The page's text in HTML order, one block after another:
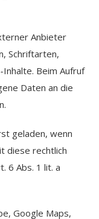
Anbieter
Schriftarten,
Beim Aufruf
Daten an die
geladen, wenn
diese rechtlich
6 Abs. 1 lit. a
Google Maps,